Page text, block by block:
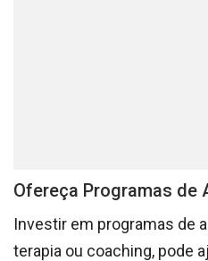
Ofereça Programas de
Investir em programas de
terapia ou coaching, pode